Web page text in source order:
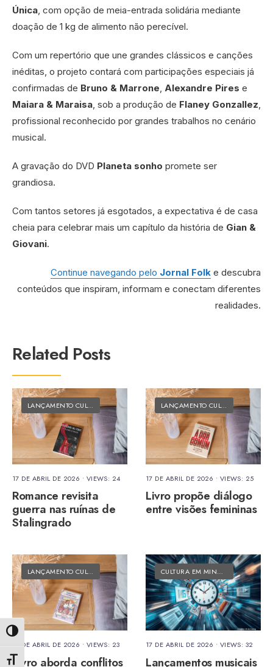
Alternar alto contraste
Única , com opção de meia-entrada solidária mediante
doação de 1 kg de alimento não perecível.
Com um repertório que une grandes clássicos e canções
inéditas, o projeto contará com participações especiais já
confirmadas de Bruno & Marrone Alexandre Pires e
Maiara & Maraisa , sob a produção de Flaney Gonzallez
profissional reconhecido por grandes trabalhos no cenário
musical.
A gravação do DVD Planeta sonho promete ser
grandiosa.
Com tantos setores já esgotados, a expectativa é de casa
cheia para celebrar mais um capítulo da história de Gian &
Giovani.
Continue navegando pelo Jornal Folk e descubra
conteúdos que inspiram, informam e conectam diferentes
realidades.
Related Posts
LANÇAMENTO CULTURAL •MATÉRIAS DO FOLK
17 DE ABRIL DE 2026 • VIEWS: 24
Romance revisita
guerra nas ruínas de
Stalingrado
LANÇAMENTO CULTURAL •
17 DE ABRIL DE 2026 • VIEWS: 25
Livro propõe diálogo
entre visões femininas
LANÇAMENTO CULTURAL •MATÉRIAS DO FOLK
17 DE ABRIL DE 2026 • VIEWS: 23
Livro aborda conflitos
CULTURA EM MINUTOS •
17 DE ABRIL DE 2026 • VIEWS: 32
Lançamentos musicais